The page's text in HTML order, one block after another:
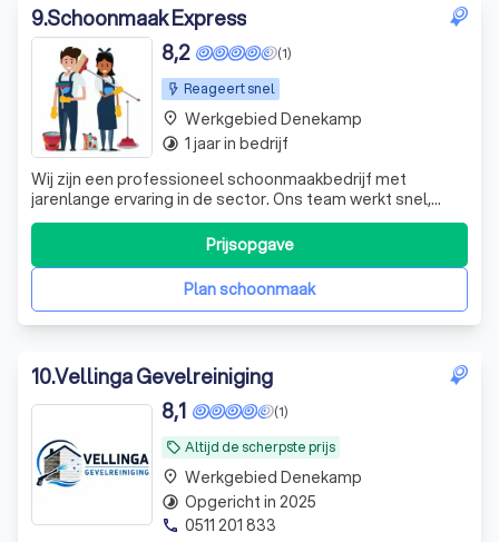
9.Schoonmaak Express
Reageert snel
(1)
8,2
Wij zijn een professioneel schoonmaakbedrijf met
jarenlange ervaring in de sector. Ons team werkt snel,
efficiënt en met oog voor detail. Wij begrijpen hoe
belangrijk een schone leef- en werkomgeving is, en
zorgen ervoor dat jij hier geen omkijken naar hebt.
Plan schoonmaak
Prijsopgave
place Werkgebied Denekamp
timelapse 1 jaar in bedrijf
10.Vellinga Gevelreiniging
local_offer Altijd de scherpste prijs
(1)
8,1
place Werkgebied Denekamp
timelapse Opgericht in 2025
phone 0511 201 833